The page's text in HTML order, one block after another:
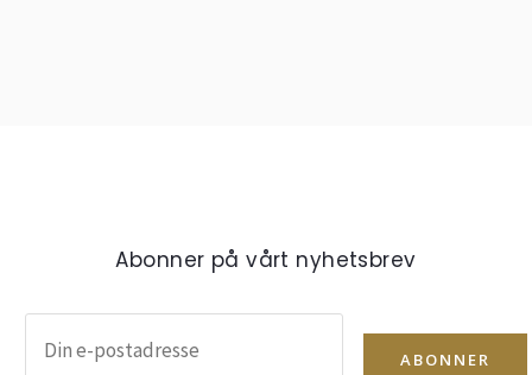
Abonner på vårt nyhetsbrev
ABONNER